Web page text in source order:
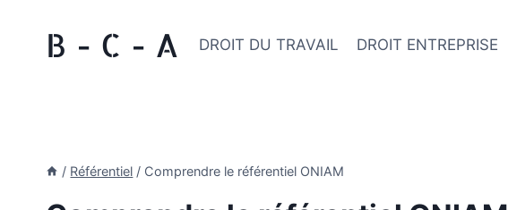
contenuB - C - A DROIT DU TRAVAIL DROIT ENTREPRISE
/ Référentiel / Comprendre le référentiel ONIAM